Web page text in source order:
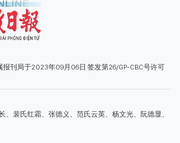
刊局于2023年09月06日 签发第26/GP-CBC号许可
、裴氏红霜、张德义、范氏云英、杨文光、阮德显、